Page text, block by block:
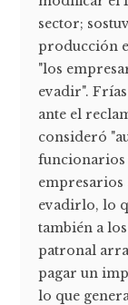
sector;
producción
"los
evadir".
ante el
consideró
funcionarios
empresarios
evadirlo, lo
también a
patronal
pagar un
lo que